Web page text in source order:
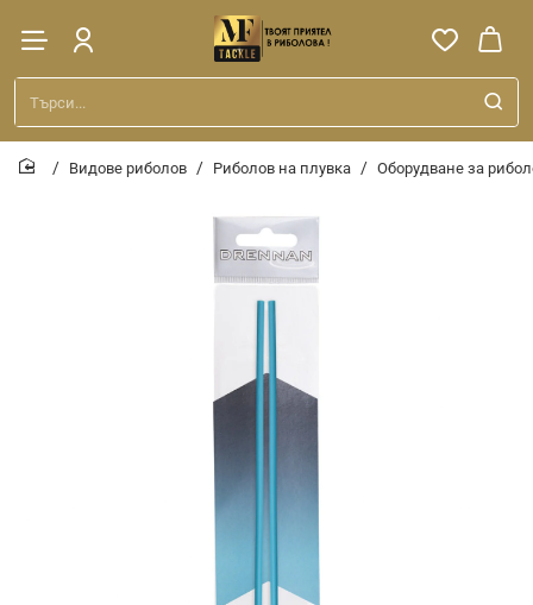
Търси...
Видове риболов Риболов на плувка Оборудване за